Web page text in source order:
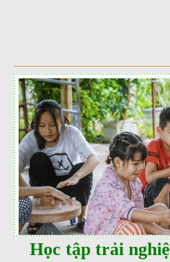
Học tập trải